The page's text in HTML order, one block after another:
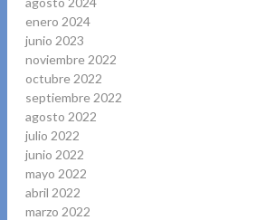
enero 2024
junio 2023
noviembre 2022
octubre 2022
septiembre 2022
agosto 2022
julio 2022
junio 2022
mayo 2022
abril 2022
marzo 2022